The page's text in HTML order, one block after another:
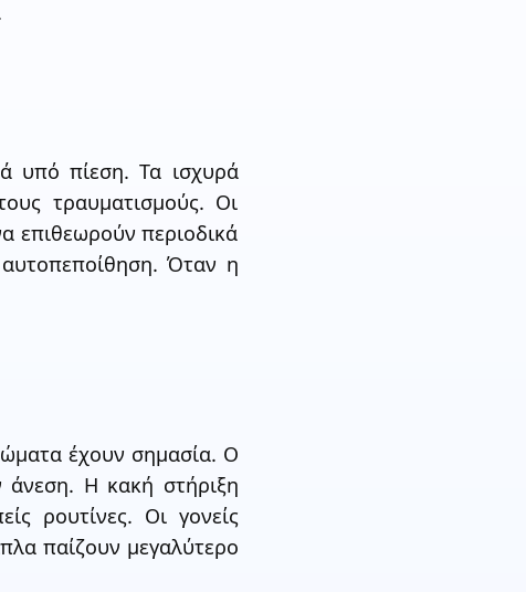
υπό πίεση. Τα ισχυρά
τραυματισμούς. Οι
επιθεωρούν περιοδικά
αυτοπεποίθηση. Όταν η
έχουν σημασία. Ο
άνεση. Η κακή στήριξη
ρουτίνες. Οι γονείς
παίζουν μεγαλύτερο